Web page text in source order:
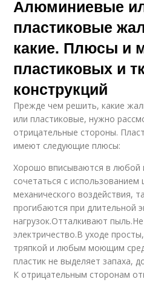
Алюминиевые
пластиковые
какие. Плюсы и
пластиковых и
конструкций
Прежде чем решить, какие
или пластиковые, нужно
отрицательные стороны.
имеют следующие плюсы:
Хорошо вписываются в любой
сочетаться с
механического воздействия,
прогибаются при длительной
нагрузок.Отталкивают
электричество.В уходе
тряпкой и любым моющим
пластик не выделяет запаха,
К отрицательным сторонам